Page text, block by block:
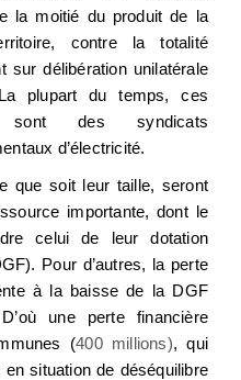
la moitié du produit de la
contre la totalité
sur délibération unilatérale
plupart du temps, ces
sont des syndicats
d’électricité.
que soit leur taille, seront
importante, dont le
celui de leur dotation
Pour d’autres, la perte
à la baisse de la DGF
une perte financière
(400 millions), qui
situation de déséquilibre